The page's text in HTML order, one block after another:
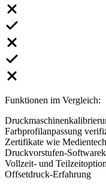
Funktionen im Vergleich:
Farbprofilanpassung
Zertifikate wie
Druckvorstufen-
Vollzeit- und
Offsetdruck-Erfahrung